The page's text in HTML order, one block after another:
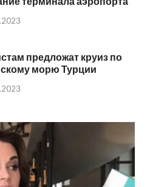
предложат круиз по
морю Турции